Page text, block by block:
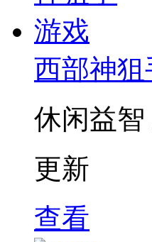
西部神狙
休闲益智
更新
查看